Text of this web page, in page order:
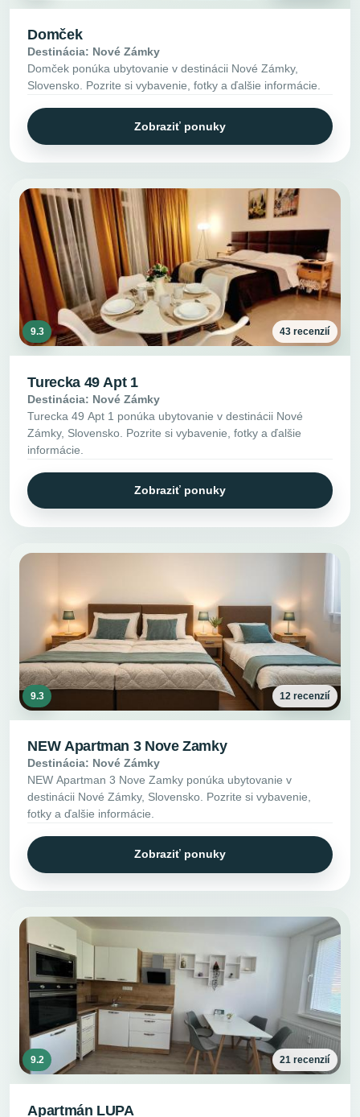
Domček
Destinácia: Nové Zámky
Domček ponúka ubytovanie v destinácii Nové Zámky,
Slovensko. Pozrite si vybavenie, fotky a ďalšie informácie.
Zobraziť ponuky
9.3 43 recenzií
Turecka 49 Apt 1
Destinácia: Nové Zámky
Turecka 49 Apt 1 ponúka ubytovanie v destinácii Nové
Zámky, Slovensko. Pozrite si vybavenie, fotky a ďalšie
informácie.
Zobraziť ponuky
9.3 12 recenzií
NEW Apartman 3 Nove Zamky
Destinácia: Nové Zámky
NEW Apartman 3 Nove Zamky ponúka ubytovanie v
destinácii Nové Zámky, Slovensko. Pozrite si vybavenie,
fotky a ďalšie informácie.
Zobraziť ponuky
9.2 21 recenzií
Apartmán LUPA